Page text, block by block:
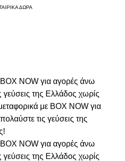
ΔΩΡΑ
NOW για αγορές άνω
γεύσεις της Ελλάδος χωρίς
με BOX NOW για
τις γεύσεις της
NOW για αγορές άνω
γεύσεις της Ελλάδος χωρίς